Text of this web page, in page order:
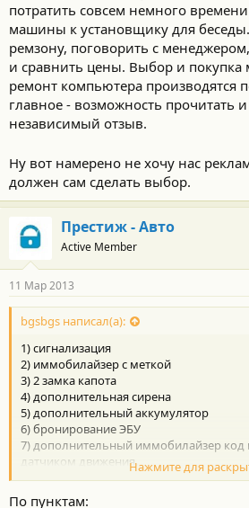
потратить совсем немного
машины к установщику для
ремзону, поговорить с
и сравнить цены. Выбор и
ремонт компьютера производятся
главное - возможность прочитать и
независимый отзыв.
Ну вот намерено не хочу нас
должен сам сделать выбор.
Престиж - Авто
Active Member
11 Мар 2013
bgsbgs написал(а):
1) сигнализация
2) иммобилайзер с меткой
3) 2 замка капота
4) дополнительная сирена
5) дополнительный аккумулятор
6) бронирование ЭБУ
7) дополнительный иммобилайзер
датчиком движения.
А GSM/GPS вроде успешно глушатся,
Нажмите для
По пунктам: